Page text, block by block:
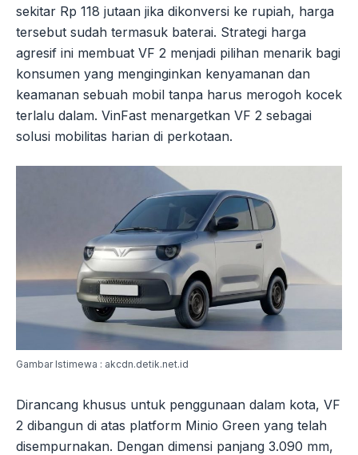
sekitar Rp 118 jutaan jika dikonversi ke rupiah, harga
tersebut sudah termasuk baterai. Strategi harga
agresif ini membuat VF 2 menjadi pilihan menarik bagi
konsumen yang menginginkan kenyamanan dan
keamanan sebuah mobil tanpa harus merogoh kocek
terlalu dalam. VinFast menargetkan VF 2 sebagai
solusi mobilitas harian di perkotaan.
Gambar Istimewa : akcdn.detik.net.id
Dirancang khusus untuk penggunaan dalam kota, VF
2 dibangun di atas platform Minio Green yang telah
disempurnakan. Dengan dimensi panjang 3.090 mm,